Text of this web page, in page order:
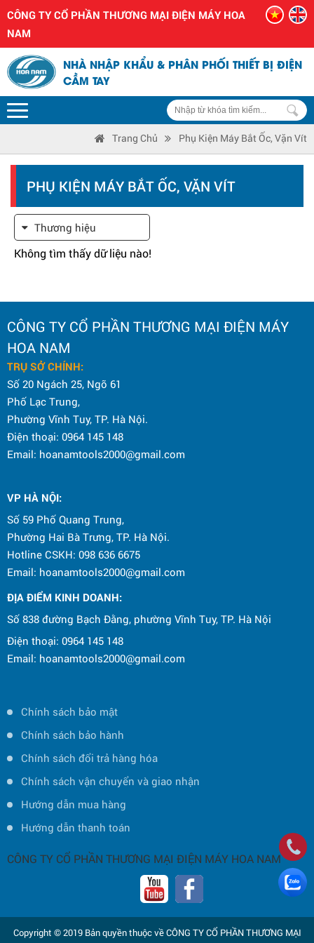
CÔNG TY CỔ PHẦN THƯƠNG MẠI ĐIỆN MÁY HOA
NAM
NHÀ NHẬP KHẨU & PHÂN PHỐI THIẾT BỊ ĐIỆN
CẦM TAY
Trang Chủ Phụ Kiện Máy Bắt Ốc, Vặn Vít
PHỤ KIỆN MÁY BẮT ỐC, VẶN VÍT
Thương hiệu
Không tìm thấy dữ liệu nào!
CÔNG TY CỔ PHẦN THƯƠNG MẠI ĐIỆN MÁY
HOA NAM
TRỤ SỞ CHÍNH:
Số 20 Ngách 25, Ngõ 61
Phố Lạc Trung,
Phường Vĩnh Tuy, TP. Hà Nội.
Điện thoại: 0964 145 148
Email: hoanamtools2000@gmail.com
VP HÀ NỘI:
Số 59 Phố Quang Trung,
Phường Hai Bà Trưng, TP. Hà Nội.
Hotline CSKH: 098 636 6675
Email: hoanamtools2000@gmail.com
ĐỊA ĐIỂM KINH DOANH:
Số 838 đường Bạch Đằng, phường Vĩnh Tuy, TP. Hà Nội
Điện thoại: 0964 145 148
Email: hoanamtools2000@gmail.com
Chính sách bảo mật
Chính sách bảo hành
Chính sách đổi trả hàng hóa
Chính sách vận chuyển và giao nhận
Hướng dẫn mua hàng
Hướng dẫn thanh toán
CÔNG TY CỔ PHẦN THƯƠNG MẠI ĐIỆN MÁY HOA NAM
Copyright © 2019 Bản quyền thuộc về CÔNG TY CỔ PHẦN THƯƠNG MẠI